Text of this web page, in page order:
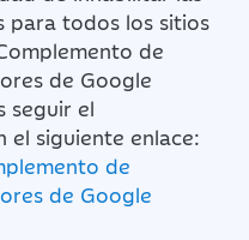
para todos los sitios
de
de Google
seguir el
el siguiente enlace:
de
de Google